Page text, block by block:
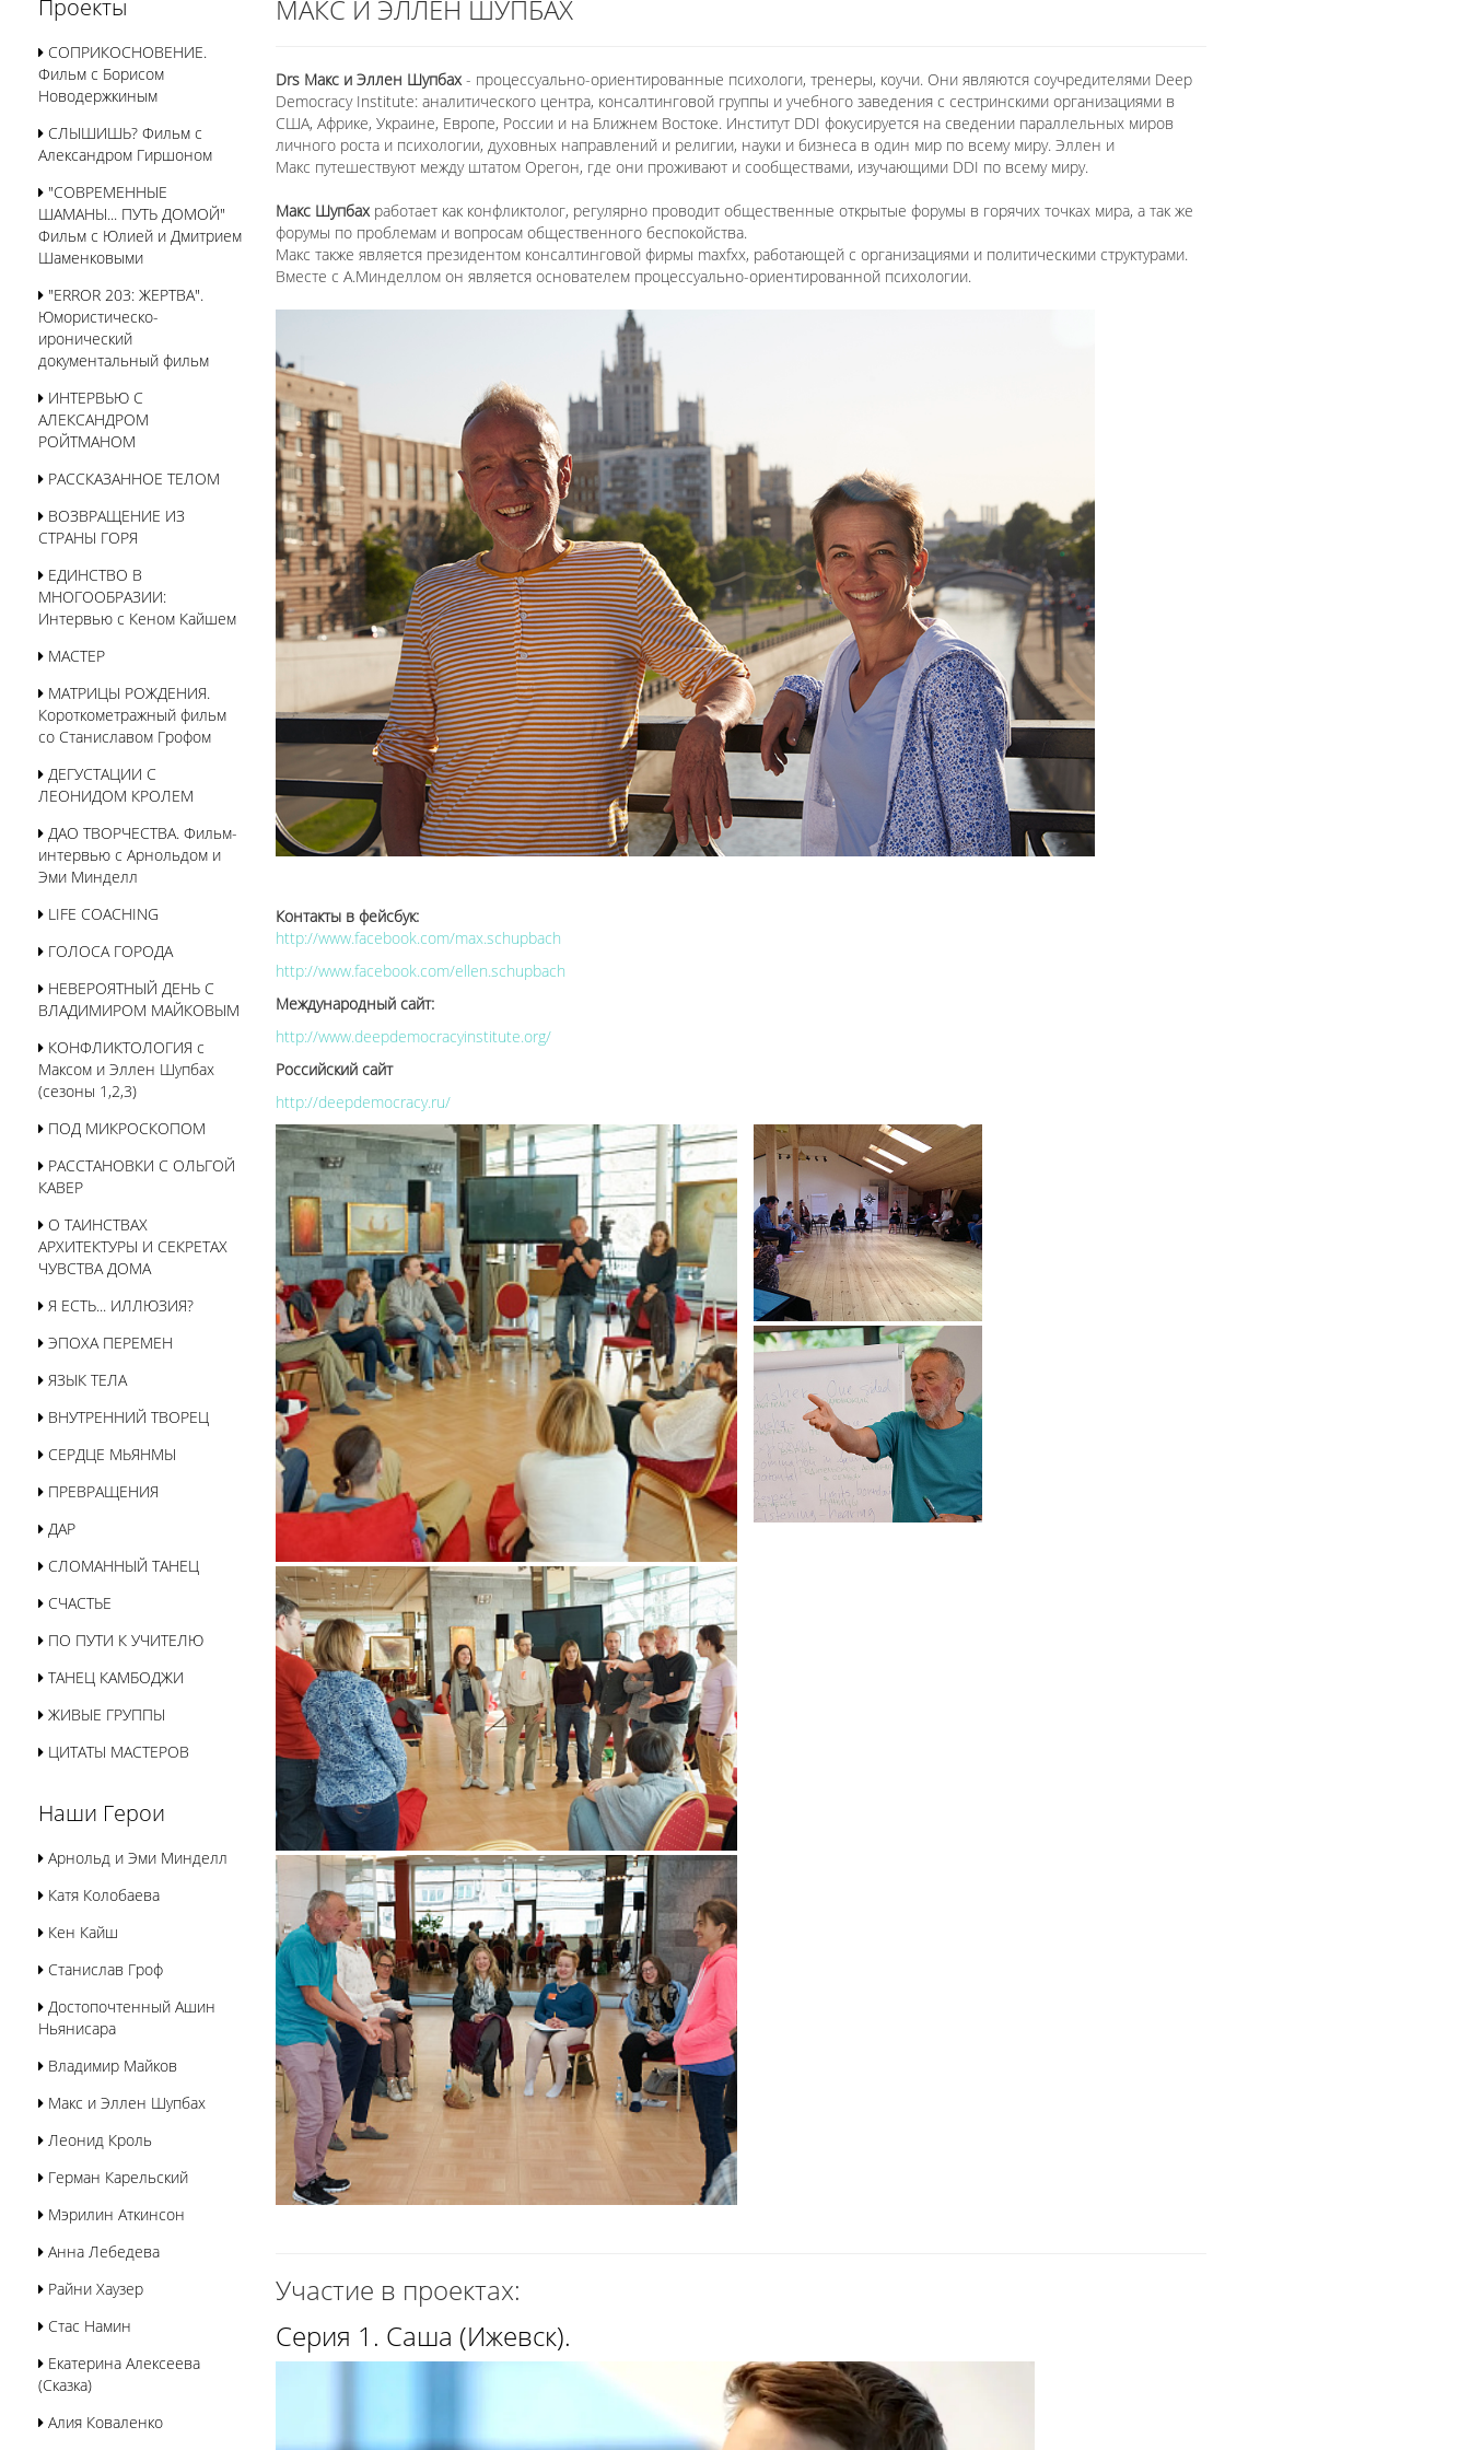
Проекты
СОПРИКОСНОВЕНИЕ.
Фильм с Борисом
Новодержкиным
СЛЫШИШЬ? Фильм с
Александром Гиршоном
"СОВРЕМЕННЫЕ
ШАМАНЫ... ПУТЬ ДОМОЙ"
Фильм с Юлией и Дмитрием
Шаменковыми
"ERROR 203: ЖЕРТВА".
Юмористическо-
иронический
документальный фильм
ИНТЕРВЬЮ С
АЛЕКСАНДРОМ
РОЙТМАНОМ
РАССКАЗАННОЕ ТЕЛОМ
ВОЗВРАЩЕНИЕ ИЗ
СТРАНЫ ГОРЯ
ЕДИНСТВО В
МНОГООБРАЗИИ:
Интервью с Кеном Кайшем
МАСТЕР
МАТРИЦЫ РОЖДЕНИЯ.
Короткометражный фильм
со Станиславом Грофом
ДЕГУСТАЦИИ С
ЛЕОНИДОМ КРОЛЕМ
ДАО ТВОРЧЕСТВА. Фильм-
интервью с Арнольдом и
Эми Минделл
LIFE COACHING
ГОЛОСА ГОРОДА
НЕВЕРОЯТНЫЙ ДЕНЬ С
ВЛАДИМИРОМ МАЙКОВЫМ
КОНФЛИКТОЛОГИЯ с
Максом и Эллен Шупбах
(сезоны 1,2,3)
ПОД МИКРОСКОПОМ
РАССТАНОВКИ С ОЛЬГОЙ
КАВЕР
О ТАИНСТВАХ
АРХИТЕКТУРЫ И СЕКРЕТАХ
ЧУВСТВА ДОМА
Я ЕСТЬ... ИЛЛЮЗИЯ?
ЭПОХА ПЕРЕМЕН
ЯЗЫК ТЕЛА
ВНУТРЕННИЙ ТВОРЕЦ
СЕРДЦЕ МЬЯНМЫ
ПРЕВРАЩЕНИЯ
ДАР
СЛОМАННЫЙ ТАНЕЦ
СЧАСТЬЕ
ПО ПУТИ К УЧИТЕЛЮ
ТАНЕЦ КАМБОДЖИ
ЖИВЫЕ ГРУППЫ
ЦИТАТЫ МАСТЕРОВ
Наши Герои
Арнольд и Эми Минделл
Катя Колобаева
Кен Кайш
Станислав Гроф
Достопочтенный Ашин
Ньянисара
Владимир Майков
Макс и Эллен Шупбах
Леонид Кроль
Герман Карельский
Мэрилин Аткинсон
Анна Лебедева
Райни Хаузер
Стас Намин
Екатерина Алексеева
(Сказка)
Алия Коваленко
МАКС И ЭЛЛЕН ШУПБАХ
Drs Макс и Эллен Шупбах- процессуально-ориентированные психологи, тренеры, коучи. Они являются соучредителями Deep
Democracy Institute: аналитического центра, консалтинговой группы и учебного заведения с сестринскими организациями в
США, Африке, Украине, Европе, России и на Ближнем Востоке. Институт DDI фокусируется на сведении параллельных миров
личного роста и психологии, духовных направлений и религии, науки и бизнеса в один мир по всему миру. Эллен и
Макс путешествуют между штатом Орегон, где они проживают и сообществами, изучающими DDI по всему миру.
Макс Шупбахработает как конфликтолог, регулярно проводит общественные открытые форумы в горячих точках мира, а так же
форумы по проблемам и вопросам общественного беспокойства.
Макс также является президентом консалтинговой фирмы maxfxx, работающей с организациями и политическими структурами.
Вместе с А.Минделлом он является основателем процессуально-ориентированной психологии.
Контакты в фейсбук:
http://www.facebook.com/max.schupbach
http://www.facebook.com/ellen.schupbach
Международный сайт:
http://www.deepdemocracyinstitute.org/
Российский сайт
http://deepdemocracy.ru/
Участие в проектах:
Серия 1. Саша (Ижевск).